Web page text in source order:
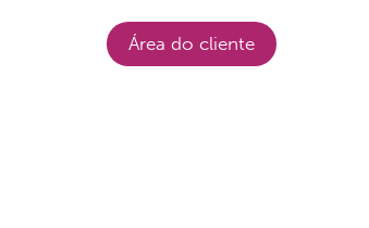
Área do cliente